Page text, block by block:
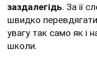
заздалегідь. За її
швидко
увагу так само як і
школи.